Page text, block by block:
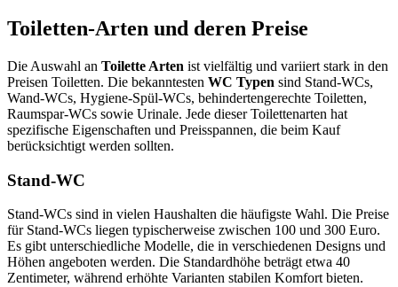
Toiletten-Arten und deren Preise
Die Auswahl an Toilette Arten ist vielfältig und variiert stark in den
Preisen Toiletten. Die bekanntesten WC Typen sind Stand-WCs,
Wand-WCs, Hygiene-Spül-WCs, behindertengerechte Toiletten,
Raumspar-WCs sowie Urinale. Jede dieser Toilettenarten hat
spezifische Eigenschaften und Preisspannen, die beim Kauf
berücksichtigt werden sollten.
Stand-WC
Stand-WCs sind in vielen Haushalten die häufigste Wahl. Die Preise
für Stand-WCs liegen typischerweise zwischen 100 und 300 Euro.
Es gibt unterschiedliche Modelle, die in verschiedenen Designs und
Höhen angeboten werden. Die Standardhöhe beträgt etwa 40
Zentimeter, während erhöhte Varianten stabilen Komfort bieten.